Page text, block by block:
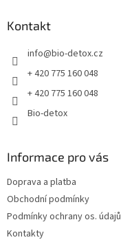
Kontakt
info@bio-detox.cz
+ 420 775 160 048
+ 420 775 160 048
Bio-detox
Informace pro vás
Doprava a platba
Obchodní podmínky
Podmínky ochrany os. údajů
Kontakty